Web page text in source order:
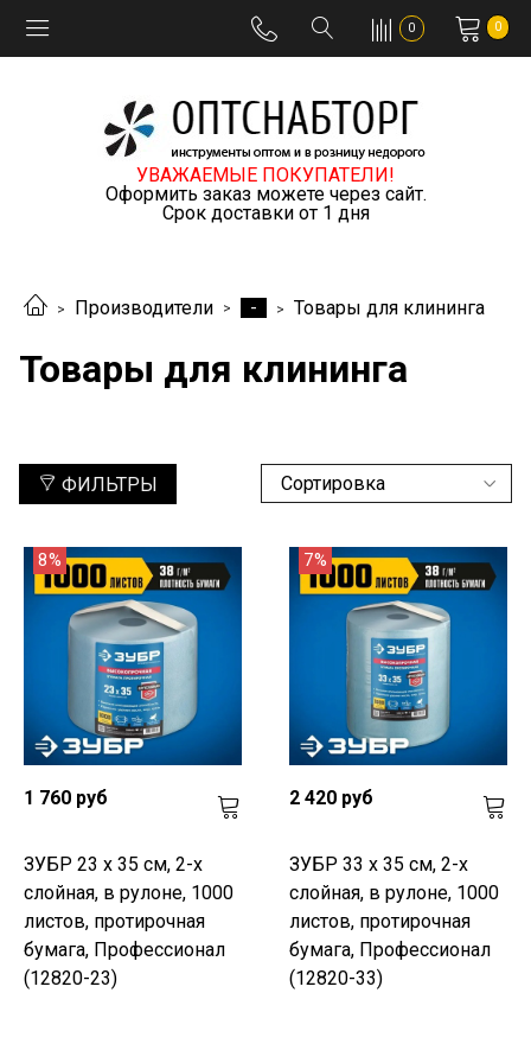
0 0
УВАЖАЕМЫЕ ПОКУПАТЕЛИ!
Оформить заказ можете через сайт.
Срок доставки от 1 дня
Производители - Товары для клининга
Товары для клининга
ФИЛЬТРЫ
8%
1 760 руб
ЗУБР 23 х 35 см, 2-х
слойная, в рулоне, 1000
листов, протирочная
бумага, Профессионал
(12820-23)
7%
2 420 руб
ЗУБР 33 х 35 см, 2-х
слойная, в рулоне, 1000
листов, протирочная
бумага, Профессионал
(12820-33)